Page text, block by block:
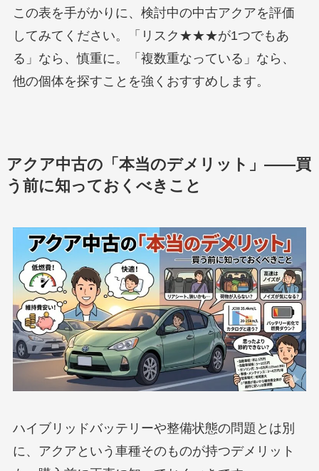
この表を手がかりに、検討中の中古アクアを評価
してみてください。「リスク★★★が1つでもあ
る」なら、慎重に。「複数重なっている」なら、
他の個体を探すことを強くおすすめします。
アクア中古の「本当のデメリット」——買
う前に知っておくべきこと
ハイブリッドバッテリーや整備状態の問題とは別
に、アクアという車種そのものが持つデメリット